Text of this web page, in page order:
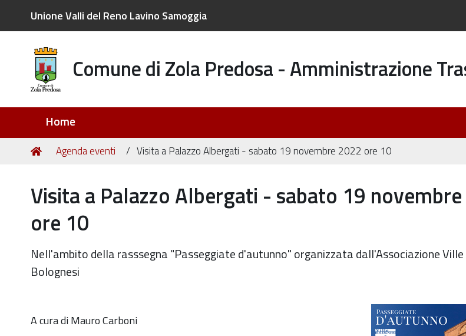
Unione Valli del Reno Lavino Samoggia
Comune di Zola Predosa - Amministrazione
Home
Tu
Home
Agenda eventi Visita a Palazzo Albergati - sabato 19 novembre 2022 ore 10
Visita a Palazzo Albergati - sabato 19
ore 10
Nell'ambito della rasssegna "Passeggiate d'autunno" organizzata dall'Associazione
Bolognesi
autunno-
A cura di Mauro Carboni